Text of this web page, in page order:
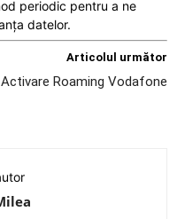
periodic pentru a ne
datelor.
Articolul următor
Activare Roaming Vodafone